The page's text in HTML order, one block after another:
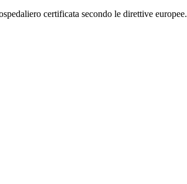
certificata secondo le direttive europee.